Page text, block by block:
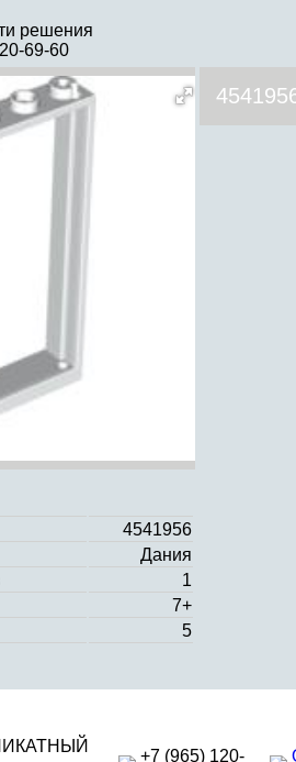
решения
69-60
4541956
Дания
1
7+
5
+7 (965) 120-